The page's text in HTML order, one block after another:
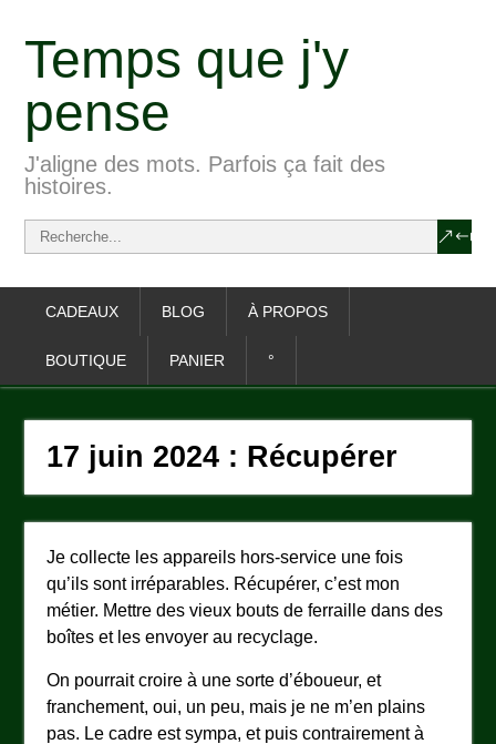
Temps que j'y
pense
J'aligne des mots. Parfois ça fait des
histoires.
CADEAUX BLOG À PROPOS
BOUTIQUE PANIER °
17 juin 2024 : Récupérer
Je collecte les appareils hors-service une fois
qu’ils sont irréparables. Récupérer, c’est mon
métier. Mettre des vieux bouts de ferraille dans des
boîtes et les envoyer au recyclage.
On pourrait croire à une sorte d’éboueur, et
franchement, oui, un peu, mais je ne m’en plains
pas. Le cadre est sympa, et puis contrairement à